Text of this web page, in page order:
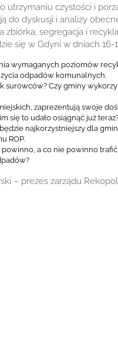
czystości i
do dyskusji i analizy
zbiórka, segregacja i
się w Gdyni w dniach 16-
wymaganych poziomów
odpadów komunalnych.
Czy gminy
zaprezentują swoje
się to udało osiągnąć już
najkorzystniejszy dla
ROP.
a co nie powinno
– prezes zarządu